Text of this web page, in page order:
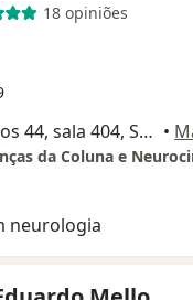
18 opiniões
Rua Borges de Medeiros 44, sala 404, São Leopoldo •
neurologia